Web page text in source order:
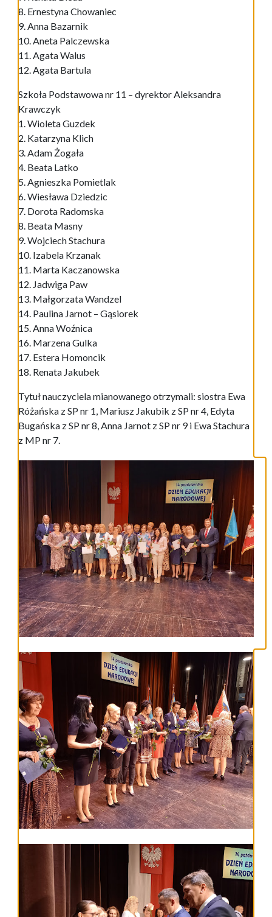
8. Ernestyna Chowaniec
9. Anna Bazarnik
10. Aneta Palczewska
11. Agata Walus
12. Agata Bartula
Szkoła Podstawowa nr 11 – dyrektor Aleksandra
Krawczyk
1. Wioleta Guzdek
2. Katarzyna Klich
3. Adam Żogała
4. Beata Latko
5. Agnieszka Pomietlak
6. Wiesława Dziedzic
7. Dorota Radomska
8. Beata Masny
9. Wojciech Stachura
10. Izabela Krzanak
11. Marta Kaczanowska
12. Jadwiga Paw
13. Małgorzata Wandzel
14. Paulina Jarnot – Gąsiorek
15. Anna Woźnica
16. Marzena Gulka
17. Estera Homoncik
18. Renata Jakubek
Tytuł nauczyciela mianowanego otrzymali: siostra Ewa
Różańska z SP nr 1, Mariusz Jakubik z SP nr 4, Edyta
Bugańska z SP nr 8, Anna Jarnot z SP nr 9 i Ewa Stachura
z MP nr 7.